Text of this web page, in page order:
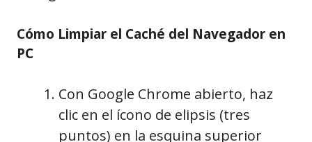
Cómo Limpiar el Caché del Navegador en
PC
Con Google Chrome abierto, haz
clic en el ícono de elipsis (tres
puntos) en la esquina superior